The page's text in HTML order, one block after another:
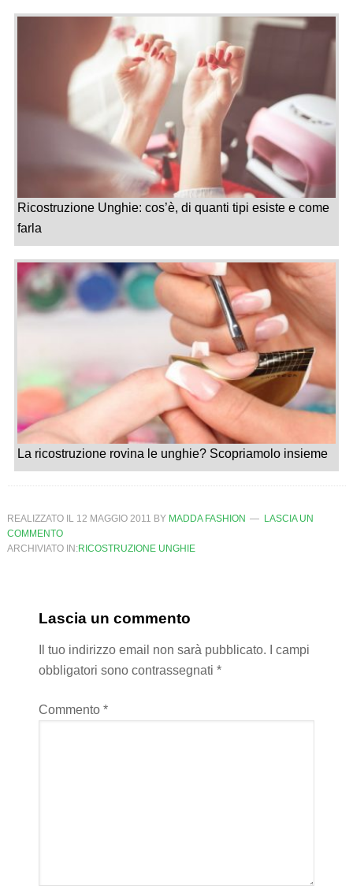
Ricostruzione Unghie: cos’è, di quanti tipi esiste e come
farla
La ricostruzione rovina le unghie? Scopriamolo insieme
REALIZZATO IL 12 MAGGIO 2011 BY MADDA FASHION
LASCIA UN
COMMENTO
ARCHIVIATO IN:RICOSTRUZIONE UNGHIE
Lascia un commento
Il tuo indirizzo email non sarà pubblicato.
I campi
obbligatori sono contrassegnati *
Commento *